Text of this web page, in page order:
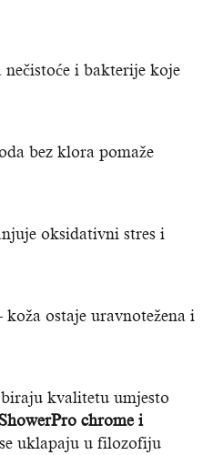
nečistoće i bakterije koje
bez klora pomaže
oksidativni stres i
ostaje uravnotežena i
kvalitetu umjesto
chrome i
uklapaju u filozofiju